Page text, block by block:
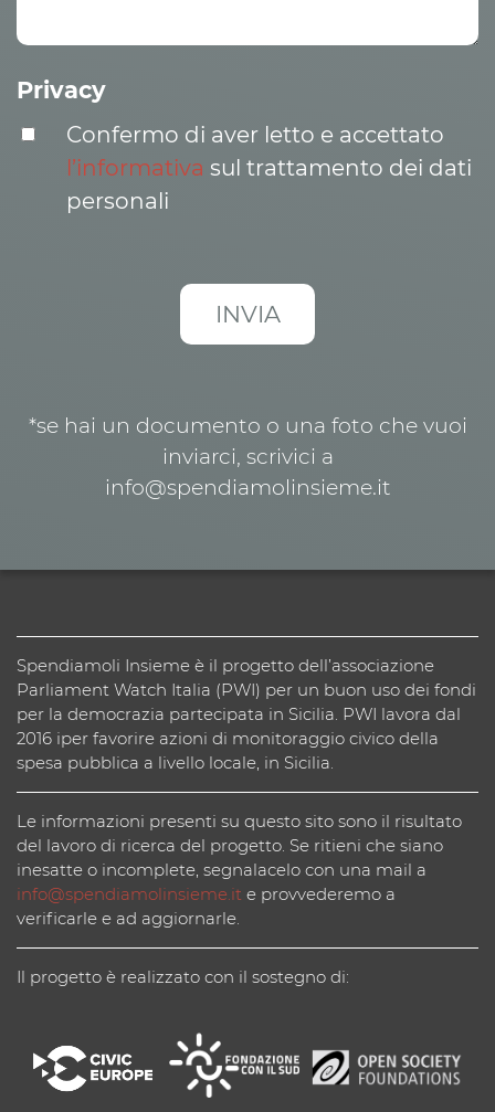
Privacy
Confermo di aver letto e accettato
l’informativa sul trattamento dei dati
personali
*se hai un documento o una foto che vuoi
inviarci, scrivici a
info@spendiamolinsieme.it
Spendiamoli Insieme è il progetto dell’associazione
Parliament Watch Italia (PWI) per un buon uso dei fondi
per la democrazia partecipata in Sicilia. PWI lavora dal
2016 iper favorire azioni di monitoraggio civico della
spesa pubblica a livello locale, in Sicilia.
Le informazioni presenti su questo sito sono il risultato
del lavoro di ricerca del progetto. Se ritieni che siano
inesatte o incomplete, segnalacelo con una mail a
info@spendiamolinsieme.it e provvederemo a
verificarle e ad aggiornarle.
Il progetto è realizzato con il sostegno di: